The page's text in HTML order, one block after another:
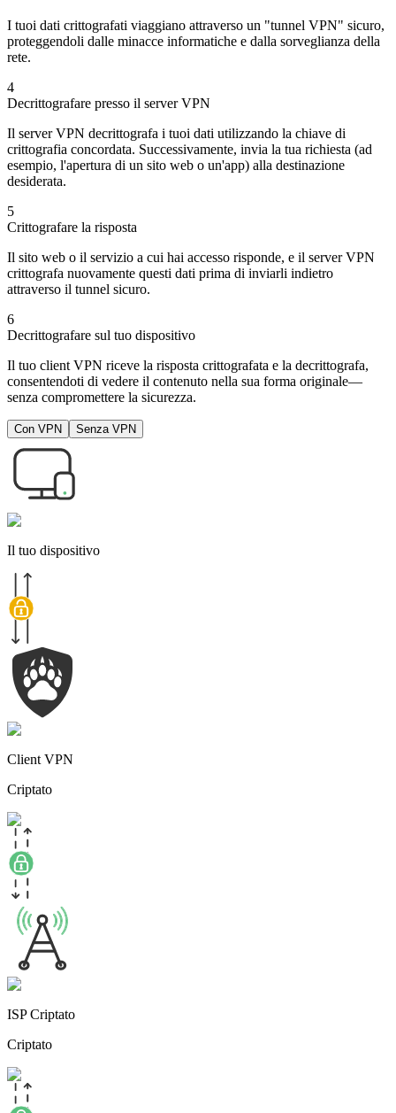
I tuoi dati crittografati viaggiano attraverso un "tunnel VPN" sicuro,
proteggendoli dalle minacce informatiche e dalla sorveglianza della
rete.
4
Decrittografare presso il server VPN
Il server VPN decrittografa i tuoi dati utilizzando la chiave di
crittografia concordata. Successivamente, invia la tua richiesta (ad
esempio, l'apertura di un sito web o un'app) alla destinazione
desiderata.
5
Crittografare la risposta
Il sito web o il servizio a cui hai accesso risponde, e il server VPN
crittografa nuovamente questi dati prima di inviarli indietro
attraverso il tunnel sicuro.
6
Decrittografare sul tuo dispositivo
Il tuo client VPN riceve la risposta crittografata e la decrittografa,
consentendoti di vedere il contenuto nella sua forma originale—
senza compromettere la sicurezza.
Con VPN Senza VPN
Il tuo dispositivo
Client VPN
Criptato
ISP Criptato
Criptato